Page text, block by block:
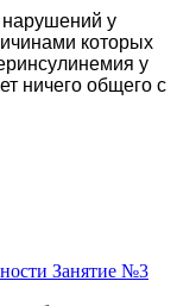
у
которых
у
ничего общего с
Занятие №3